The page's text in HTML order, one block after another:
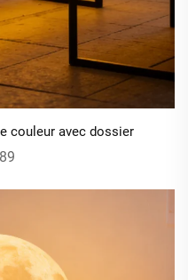
couleur avec dossier